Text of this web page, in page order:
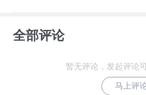
全部评论
暂无评论，发起评论
马上评